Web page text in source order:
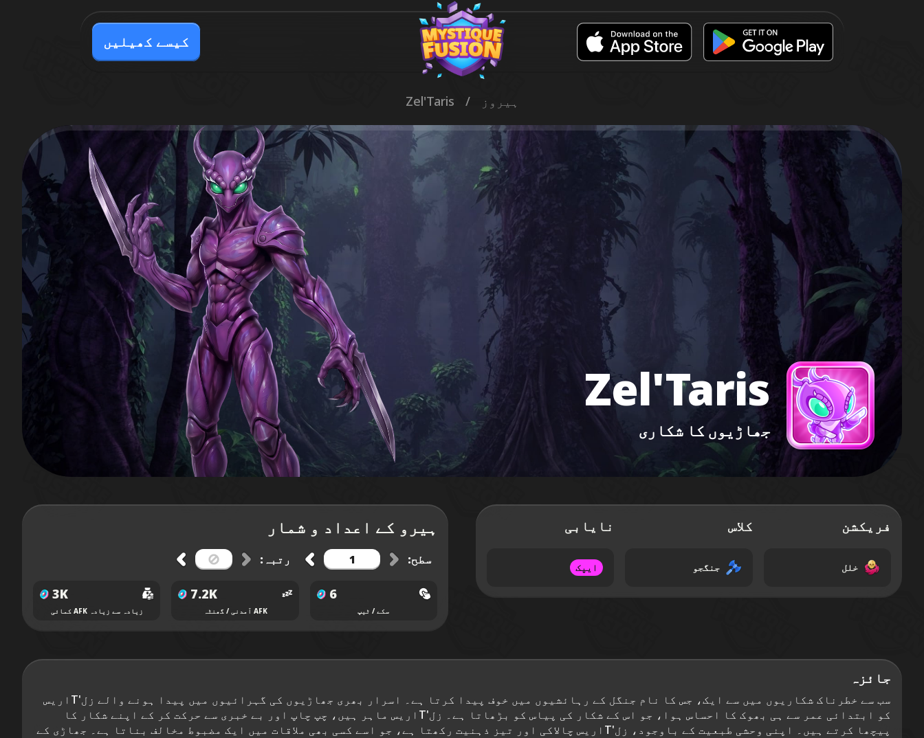
کیسے کھیلیں
ہیروز /
Zel'Taris
Zel'Taris
جھاڑیوں کا شکاری
فریکشن
خلل
کلاس
جنگجو
نایابی
ایپک
ہیرو کے اعداد و شمار
سطح: رتبہ:
6
سکے / ٹیپ
7.2K
AFK آمدنی / گھنٹہ
3K
زیادہ سے زیادہ AFK کمائی
جائزہ
سب سے خطرناک شکاریوں میں سے ایک، جس کا نام جنگل کے رہائشیوں میں خوف پیدا کرتا ہے۔ اسرار بھری جھاڑیوں کی گہرائیوں میں پیدا ہونے والے زل'Tاریس
کو ابتدائی عمر سے ہی بھوک کا احساس ہوا، جو اس کے شکار کی پیاس کو بڑھاتا ہے۔ زل'Tاریس ماہر ہیں، چپ چاپ اور بے خبری سے حرکت کر کے اپنے شکار کا
پیچھا کرتے ہیں۔ اپنی وحشی طبعیت کے باوجود، زل'Tاریس چالاکی اور تیز ذہنیت رکھتا ہے، جو اسے کسی بھی ملاقات میں ایک مضبوط مخالف بناتا ہے۔ جھاڑی کے